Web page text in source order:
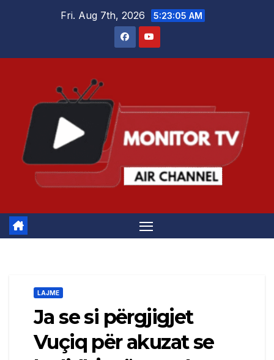
Fri. Aug 7th, 2026 5:23:06 AM
LAJME
Ja se si përgjigjet
Vuçiq për akuzat se